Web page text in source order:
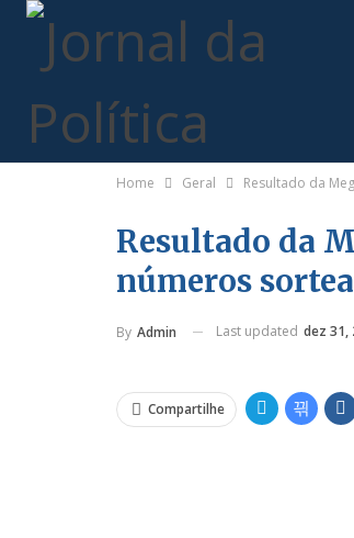
Home Geral Resultado da
Resultado da
números
By Admin Last updated dez 31,
Compartilhe